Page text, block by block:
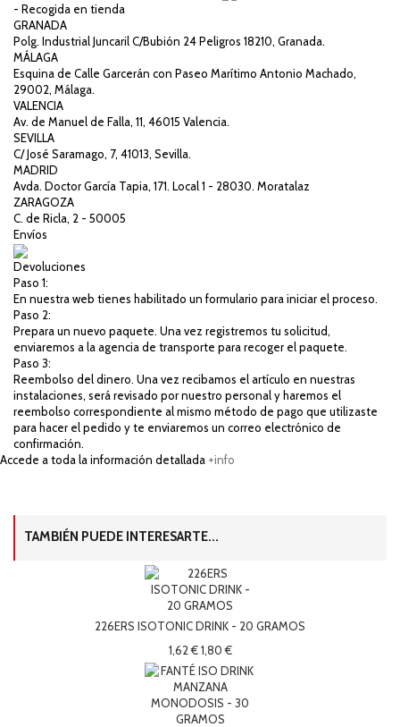
- Recogida en tienda
GRANADA
Polg. Industrial Juncaril C/Bubión 24 Peligros 18210, Granada.
MÁLAGA
Esquina de Calle Garcerán con Paseo Marítimo Antonio Machado,
29002, Málaga.
VALENCIA
Av. de Manuel de Falla, 11, 46015 Valencia.
SEVILLA
C/ José Saramago, 7, 41013, Sevilla.
MADRID
Avda. Doctor García Tapia, 171. Local 1 - 28030. Moratalaz
ZARAGOZA
C. de Ricla, 2 - 50005
Envíos
Devoluciones
Paso 1:
En nuestra web tienes habilitado un formulario para iniciar el proceso.
Paso 2:
Prepara un nuevo paquete. Una vez registremos tu solicitud,
enviaremos a la agencia de transporte para recoger el paquete.
Paso 3:
Reembolso del dinero. Una vez recibamos el artículo en nuestras
instalaciones, será revisado por nuestro personal y haremos el
reembolso correspondiente al mismo método de pago que utilizaste
para hacer el pedido y te enviaremos un correo electrónico de
confirmación.
Accede a toda la información detallada +info
TAMBIÉN PUEDE INTERESARTE...
226ERS ISOTONIC DRINK - 20 GRAMOS
1,62 € 1,80 €